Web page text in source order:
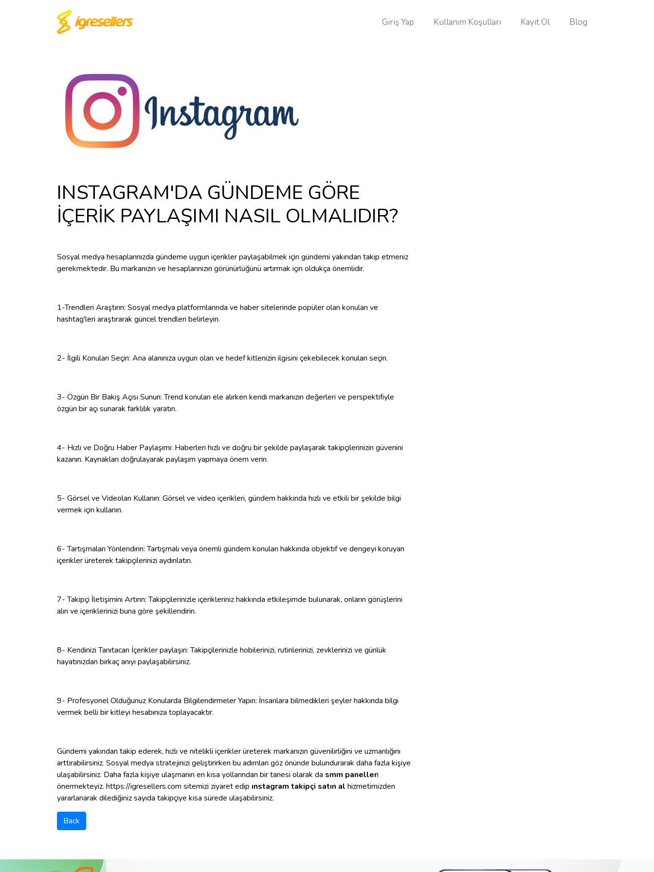
Giriş Yap Kullanım Koşulları Kayıt Ol Blog
INSTAGRAM'DA GÜNDEME GÖRE
İÇERİK PAYLAŞIMI NASIL OLMALIDIR?
Sosyal medya hesaplarınızda gündeme uygun içerikler paylaşabilmek için gündemi yakından takip etmeniz
gerekmektedir. Bu markanızın ve hesaplarınızın görünürlüğünü artırmak için oldukça önemlidir.
1-Trendleri Araştırın: Sosyal medya platformlarında ve haber sitelerinde popüler olan konuları ve
hashtag'leri araştırarak güncel trendleri belirleyin.
2- İlgili Konuları Seçin: Ana alanınıza uygun olan ve hedef kitlenizin ilgisini çekebilecek konuları seçin.
3- Özgün Bir Bakış Açısı Sunun: Trend konuları ele alırken kendi markanızın değerleri ve perspektifiyle
özgün bir açı sunarak farklılık yaratın.
4- Hızlı ve Doğru Haber Paylaşımı: Haberleri hızlı ve doğru bir şekilde paylaşarak takipçilerinizin güvenini
kazanın. Kaynakları doğrulayarak paylaşım yapmaya önem verin.
5- Görsel ve Videoları Kullanın: Görsel ve video içerikleri, gündem hakkında hızlı ve etkili bir şekilde bilgi
vermek için kullanın.
6- Tartışmaları Yönlendirin: Tartışmalı veya önemli gündem konuları hakkında objektif ve dengeyi koruyan
içerikler üreterek takipçilerinizi aydınlatın.
7- Takipçi İletişimini Artırın: Takipçilerinizle içerikleriniz hakkında etkileşimde bulunarak, onların görüşlerini
alın ve içeriklerinizi buna göre şekillendirin.
8- Kendinizi Tanıtacan İçerikler paylaşın: Takipçilerinizle hobilerinizi, rutinlerinizi, zevklerinizi ve günlük
hayatınızdan birkaç anıyı paylaşabilirsiniz.
9- Profesyonel Olduğunuz Konularda Bilgilendirmeler Yapın: İnsanlara bilmedikleri şeyler hakkında bilgi
vermek belli bir kitleyi hesabınıza toplayacaktır.
Gündemi yakından takip ederek, hızlı ve nitelikli içerikler üreterek markanızın güvenilirliğini ve uzmanlığını
arttırabilirsiniz. Sosyal medya stratejinizi geliştirirken bu adımları göz önünde bulundurarak daha fazla kişiye
ulaşabilirsiniz. Daha fazla kişiye ulaşmanın en kısa yollarından bir tanesi olarak da smm panelleri
önermekteyiz. https://igresellers.com sitemizi ziyaret edip ınstagram takipçi satın al hizmetimizden
yararlanarak dilediğiniz sayıda takipçiye kısa sürede ulaşabilirsiniz.
Back